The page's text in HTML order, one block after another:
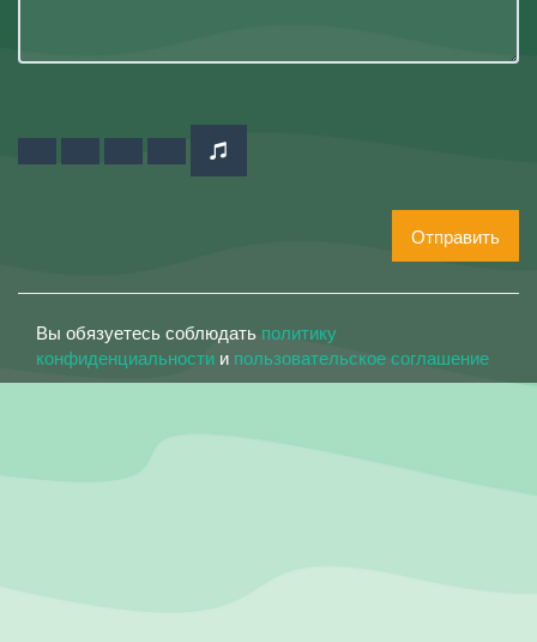
Отправить
Вы обязуетесь соблюдать политику
конфиденциальности и пользовательское соглашение